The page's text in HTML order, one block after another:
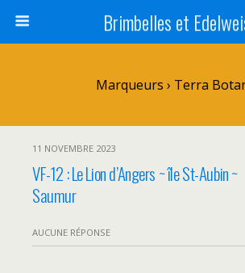
Brimbelles et
Marqueurs › Terra
11 NOVEMBRE 2023
VF-12 : Le Lion d’Angers ~ île St-Aubin ~
Saumur
AUCUNE RÉPONSE